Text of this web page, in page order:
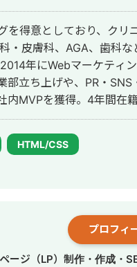
を得意としており、クリ
・皮膚科、AGA、歯科な
部立ち上げや、PR・SNS
を獲得。4年間在籍し
ンドエンジニア兼総合
グ会社を創設し、法人と
HTML/CSS
プロフィ
ージ（LP）制作・作成・